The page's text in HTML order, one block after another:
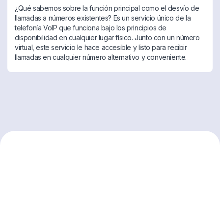
¿Qué sabemos sobre la función principal como el desvío de
llamadas a números existentes? Es un servicio único de la
telefonía VoIP que funciona bajo los principios de
disponibilidad en cualquier lugar físico. Junto con un número
virtual, este servicio le hace accesible y listo para recibir
llamadas en cualquier número alternativo y conveniente.